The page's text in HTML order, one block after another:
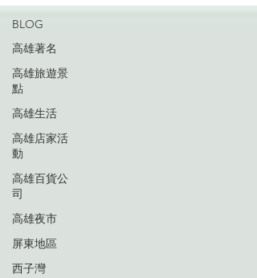
BLOG
高雄著名
高雄旅遊景
點
高雄生活
高雄店家活
動
高雄百貨公
司
高雄夜市
屏東地區
西子灣